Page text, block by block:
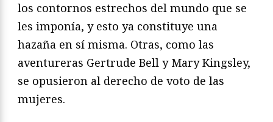
los contornos estrechos del mundo que se
les imponía, y esto ya constituye una
hazaña en sí misma. Otras, como las
aventureras Gertrude Bell y Mary Kingsley,
se opusieron al derecho de voto de las
mujeres.